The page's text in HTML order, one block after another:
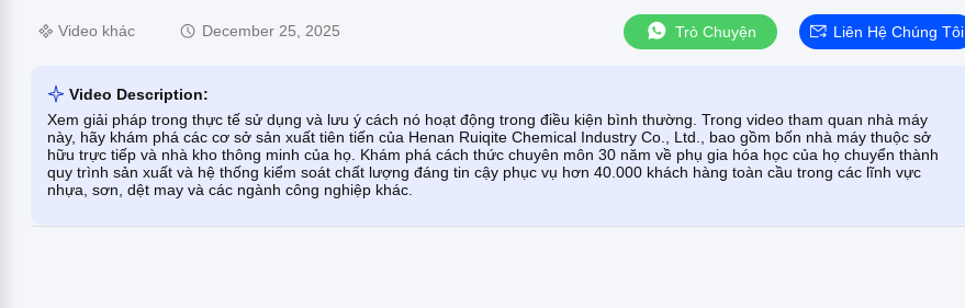
Video khác December 25, 2025 Trò Chuyện Liên Hệ Chúng Tôi
Video Description:
Xem giải pháp trong thực tế sử dụng và lưu ý cách nó hoạt động trong điều kiện bình thường. Trong video tham quan nhà máy
này, hãy khám phá các cơ sở sản xuất tiên tiến của Henan Ruiqite Chemical Industry Co., Ltd., bao gồm bốn nhà máy thuộc sở
hữu trực tiếp và nhà kho thông minh của họ. Khám phá cách thức chuyên môn 30 năm về phụ gia hóa học của họ chuyển thành
quy trình sản xuất và hệ thống kiểm soát chất lượng đáng tin cậy phục vụ hơn 40.000 khách hàng toàn cầu trong các lĩnh vực
nhựa, sơn, dệt may và các ngành công nghiệp khác.